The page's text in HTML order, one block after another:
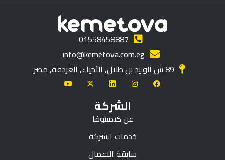
01558458887
info@kemetova.com.eg
89 ش الوليد بن طلال, الأحياء, الغردقة, مصر
الشركة
عن كيميتوفا
خدمات الشركة
سابقة الاعمال